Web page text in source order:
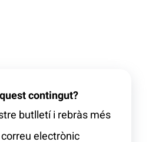
contingut?
butlletí i rebràs més
electrònic